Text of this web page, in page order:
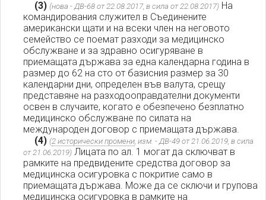
(3) (нова - ДВ-68 от 22.08.2017, в сила от 22.08.2017) На
командирования служител в Съединените
американски щати и на всеки член на неговото
семейство се поемат разходи за медицинско
обслужване и за здравно осигуряване в
приемащата държава за една календарна година в
размер до 62 на сто от базисния размер за 30
календарни дни, определен във валута, срещу
представяне на разходооправдателни документи
освен в случаите, когато е обезпечено безплатно
медицинско обслужване по силата на
международен договор с приемащата държава.
(4) (2 исторически промени, изм. - ДВ-49 от 21.06.2019, в сила
от 21.06.2019) Лицата по ал. 1 могат да сключват в
рамките на предвидените средства договор за
медицинска осигуровка с покритие само в
приемащата държава. Може да се сключи и групова
медицинска осигуровка в рамките на